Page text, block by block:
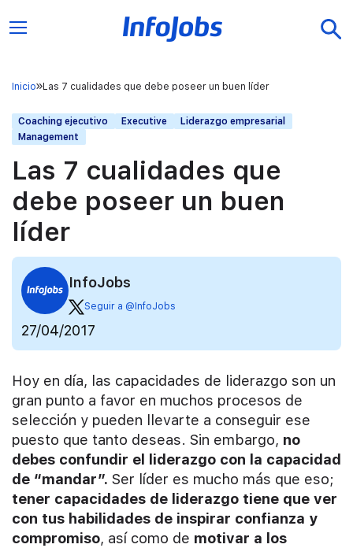
Inicio Las 7 cualidades que debe poseer un buen líder
Coaching ejecutivo Executive
Liderazgo empresarial
Management
Las 7 cualidades que
debe poseer un buen
líder
InfoJobs
Seguir a @InfoJobs
27/04/2017
Hoy en día, las capacidades de liderazgo son un
gran punto a favor en muchos procesos de
selección y pueden llevarte a conseguir ese
puesto que tanto deseas. Sin embargo, no
debes confundir el liderazgo con la capacidad
de “mandar”. Ser líder es mucho más que eso;
tener capacidades de liderazgo tiene que ver
con tus habilidades de inspirar confianza y
compromiso, así como de motivar a los